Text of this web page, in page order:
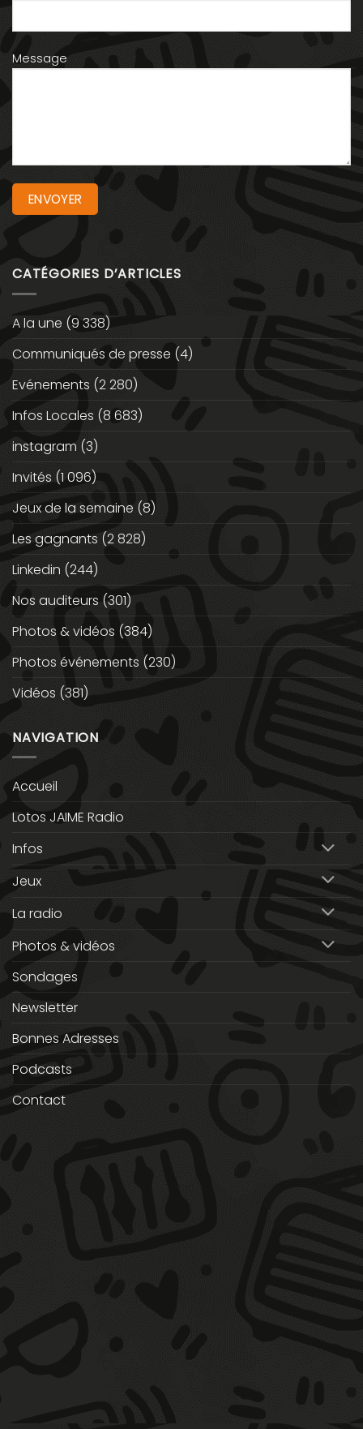
Message
CATÉGORIES D’ARTICLES
A la une (9 338)
Communiqués de presse (4)
Evénements (2 280)
Infos Locales (8 683)
instagram (3)
Invités (1 096)
Jeux de la semaine (8)
Les gagnants (2 828)
Linkedin (244)
Nos auditeurs (301)
Photos & vidéos (384)
Photos événements (230)
Vidéos (381)
NAVIGATION
Accueil
Lotos JAIME Radio
Infos
Jeux
La radio
Photos & vidéos
Sondages
Newsletter
Bonnes Adresses
Podcasts
Contact